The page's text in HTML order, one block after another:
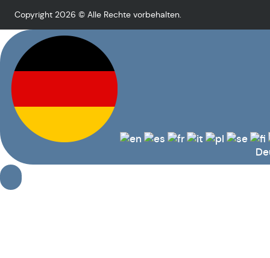
Copyright 2026 © Alle Rechte vorbehalten.